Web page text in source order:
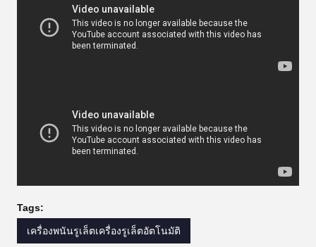
Tags:
เครื่องพนันรูเล็ตเครื่องรูเล็ตอัตโนมัติ